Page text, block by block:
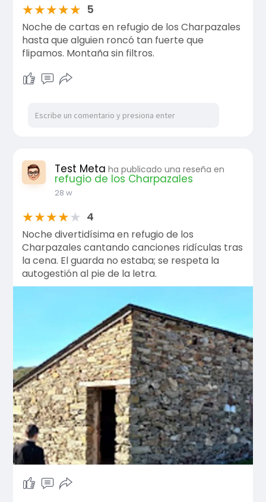
★★★★★ 5
Noche de cartas en refugio de los Charpazales
hasta que alguien roncó tan fuerte que
flipamos. Montaña sin filtros.
Test Meta ha publicado una reseña en
refugio de los Charpazales
28 w
★★★★★ 4
Noche divertidísima en refugio de los
Charpazales cantando canciones ridículas tras
la cena. El guarda no estaba; se respeta la
autogestión al pie de la letra.